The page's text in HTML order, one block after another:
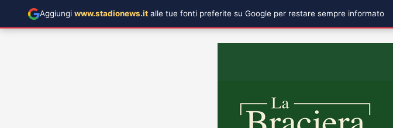
Aggiungi www.stadionews.it alle tue fonti preferite su Google per restare sempre informato